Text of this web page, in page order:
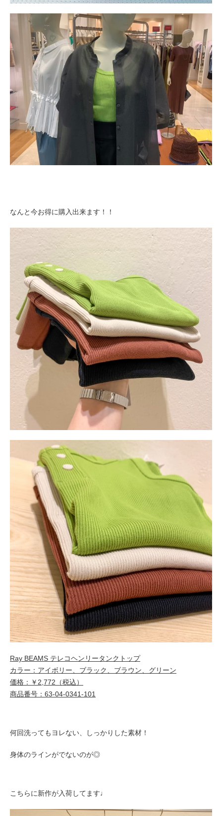
なんと今お得に購入出来ます！！
Ray BEAMS テレコヘンリータンクトップ
カラー：アイボリー、ブラック、ブラウン、グリーン
価格：￥2,772（税込）
商品番号：63-04-0341-101
何回洗ってもヨレない、しっかりした素材！
身体のラインがでないのが◎
こちらに新作が入荷してます♩